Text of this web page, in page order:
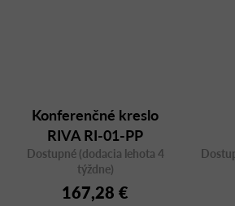
Konferenčné kreslo
RIVA RI-01-PP
Dostupné (dodacia lehota 4
týždne)
167,28 €